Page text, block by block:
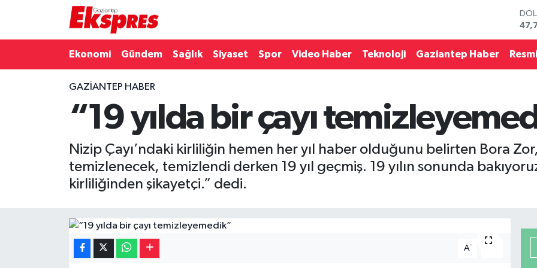
Ekonomi Gündem Sağlık Siyaset Spor Video Haber Teknoloji Gaziantep Haber
GAZIANTEP HABER
“19 yılda bir çayı
Nizip Çayı’ndaki kirliliğin hemen her yıl haber olduğunu belirten Bora
temizlenecek, temizlendi derken 19 yıl geçmiş. 19 yılın sonunda
kirliliğinden şikayetçi.” dedi.
A-
Gaziantep son dakika
Gündem
Kültür Sanat
Magazin
Puan Durumu ve Fikstür
Son Dakika Haberleri